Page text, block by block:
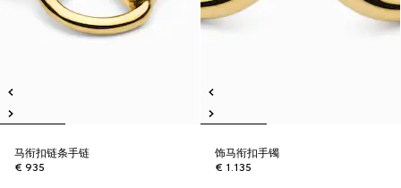
马衔扣链条手链
€ 935
饰马衔扣手镯
€ 1.135